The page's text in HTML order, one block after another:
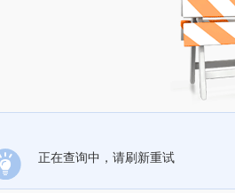
正在查询中，请刷新重试